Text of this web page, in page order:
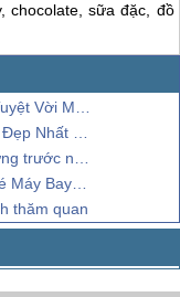
chocolate, sữa đặc, đồ
An Toàn
Trung
thách thức
Giá Rẻ
thăm quan